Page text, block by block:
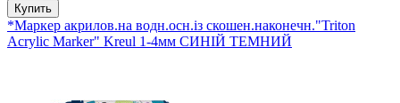
Купить
*Маркер акрилов.на водн.осн.із скошен.наконечн."Triton
Acrylic Marker" Kreul 1-4мм СИНІЙ ТЕМНИЙ